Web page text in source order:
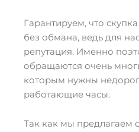
Гарантируем, что
без обмана, ведь для
репутация. Именно
обращаются очень
которым нужны
работающие часы.
Так как мы предлагаем